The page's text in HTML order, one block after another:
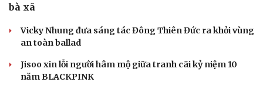
Sân khấu - Điện ảnh
Âm nhạc
Di sản
Sao Việt
bà xã
Vicky Nhung đưa sáng tác Đông Thiên Đức ra khỏi vùng
an toàn ballad
Jisoo xin lỗi người hâm mộ giữa tranh cãi kỷ niệm 10
năm BLACKPINK